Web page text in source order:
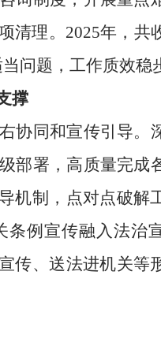
清理。2025年，共
问题，工作质效稳
撑
协同和宣传引导。
部署，高质量完成
机制，点对点破解
条例宣传融入法治
传、送法进机关等